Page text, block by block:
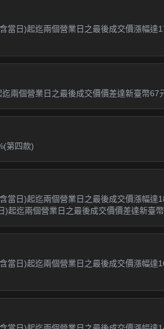
日)起迄兩個營業日之最後成交價漲幅
兩個營業日之最後成交價價差達新臺幣67
第四款)
日)起迄兩個營業日之最後成交價漲幅
起迄兩個營業日之最後成交價價差達新臺
日)起迄兩個營業日之最後成交價漲幅